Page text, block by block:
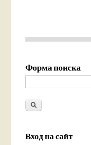
Форма поиска
Вход на сайт